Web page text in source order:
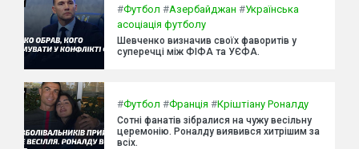
#Футбол #Азербайджан #Українська
асоціація футболу
Шевченко визначив своїх фаворитів у
суперечці між ФІФА та УЄФА.
#Футбол #Франція #Кріштіану Роналду
Сотні фанатів зібралися на чужу весільну
церемонію. Роналду виявився хитрішим за
всіх.